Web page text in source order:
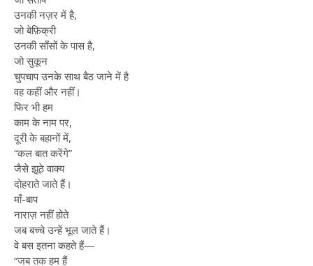
उनकी नज़र में है,
जो बेफ़िक्री
उनकी साँसों के पास है,
जो सुकून
चुपचाप उनके साथ बैठ जाने में है
वह कहीं और नहीं।
फिर भी हम
काम के नाम पर,
दूरी के बहानों में,
“कल बात करेंगे”
जैसे झूठे वाक्य
दोहराते जाते हैं।
माँ-बाप
नाराज़ नहीं होते
जब बच्चे उन्हें भूल जाते हैं।
वे बस इतना कहते हैं—
“जब तक हम हैं